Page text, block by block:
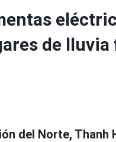
de
del Norte, Thanh